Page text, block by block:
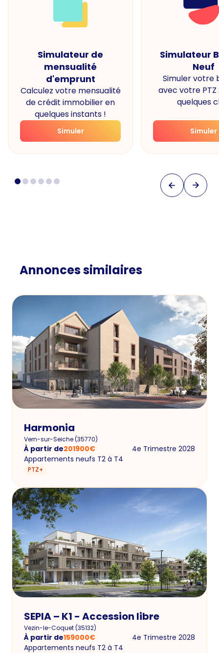
Simulateur de
mensualité
d'emprunt
Calculez votre mensualité
de crédit immobilier en
quelques instants !
Simuler
Simulateur
Neuf
Simuler votre
avec votre PTZ
quelques
Simuler
Annonces similaires
Harmonia
Vern-sur-Seiche(35770)
À partir de201900€
4e Trimestre 2028
Appartements neufs T2 à T4
PTZ+
SEPIA – K1 - Accession libre
Vezin-le-Coquet(35132)
À partir de159000€
4e Trimestre 2028
Appartements neufs T2 à T4